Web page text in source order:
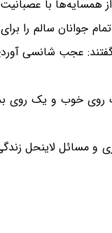
با
تمام جوانان سالم
عجب شانسی
روی خوب و یک روی
و مسائل لاینحل